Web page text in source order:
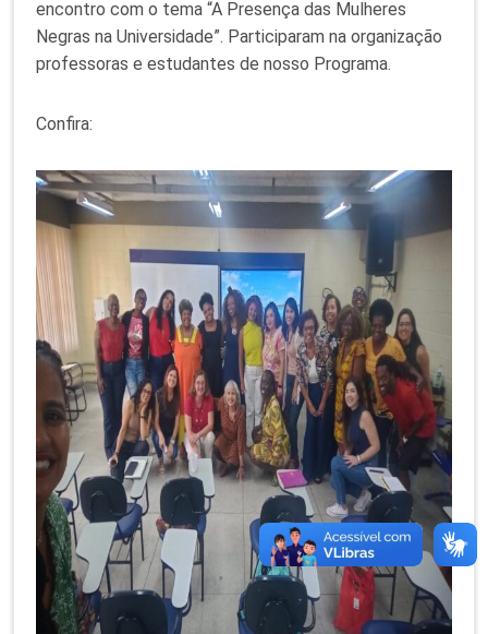
encontro com o tema “A Presença das Mulheres
Negras na Universidade”. Participaram na organização
professoras e estudantes de nosso Programa.
Confira: